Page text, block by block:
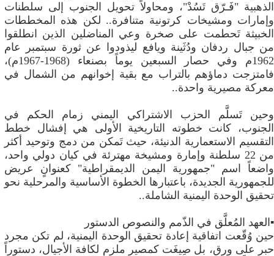
الذهبية "فَـرّق تَسُدْ"، ومحاولاً تحويل الجنوب إلى سلطنات
وإمارات ومشيخات كرتونية متنافرة.. لكن هذه المخططات
الخبيثة تَحطمت على صخرة وعي المناضلين الذين انطلقوا
من جبال ردفان ودُثَينة ويافع ليذودوا عن ثورة سبتمبر عام
1962م وفي حصار السبعين يوماً بصنعاء (1968-1967م)،
فامتزجت دماؤهم بالتراب مع بقية إخوانهم من الشمال في
معركة مصيرية واحدة..
​وحين تَسلَّم الحزب الاشتراكي اليمني زمام الحكم في
الجنوب، كانت خطوته التاريخية الأولى هي إفشال خطط
التقسيم الاستعمارية الدنيئة، حيث تَمكن من دمج وتوحيد أكثر
من 22 سلطنة وإمارة ومشيخة مهترئة في كيان دولي واحد،
واضعاً اسم "جمهورية اليمن الديمقراطية" كعنوانٍ عريض
للجمهورية الجديدة، باعتبارها الخطوة الأساسية والمرحلية نحو
تحقيق الوحدة اليمنية الشاملة..
▪️​العهد المُعلَّق في الذّمم والنصوص الدستور
​حين وُقّعت اتفاقية إعادة تحقيق الوحدة اليمنية، لم تكن مجرد
حبر على ورق، بل صِيغَت كمصير ملزم لكافة الأجيال، دستوراً